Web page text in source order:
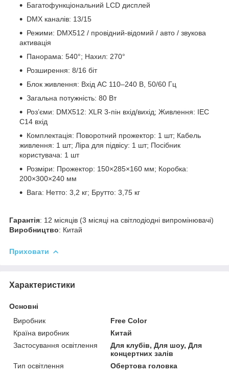
Багатофункціональний LCD дисплей
DMX каналів: 13/15
Режими: DMX512 / провідний-відомий / авто / звукова
активація
Панорама: 540°; Нахил: 270°
Розширення: 8/16 біт
Блок живлення: Вхід AC 110–240 В, 50/60 Гц
Загальна потужність: 80 Вт
Роз’єми: DMX512: XLR 3-пін вхід/вихід; Живлення: IEC
C14 вхід
Комплектація: Поворотний прожектор: 1 шт; Кабель
живлення: 1 шт; Ліра для підвісу: 1 шт; Посібник
користувача: 1 шт
Розміри: Прожектор: 150×285×160 мм; Коробка:
200×300×240 мм
Вага: Нетто: 3,2 кг; Брутто: 3,75 кг
Гарантія: 12 місяців (3 місяці на світлодіодні випромінювачі)
Виробництво: Китай
Приховати
Характеристики
Основні
Виробник
Free Color
Країна виробник
Китай
Застосування освітлення
Для клубів, Для шоу, Для
концертних залів
Тип освітлення
Обертова головка